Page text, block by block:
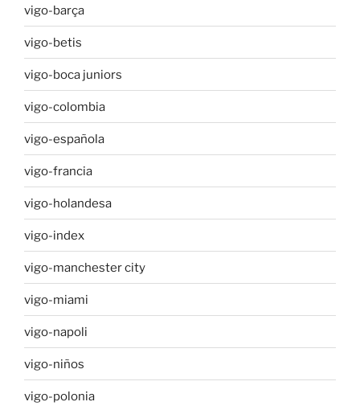
vigo-barça
vigo-betis
vigo-boca juniors
vigo-colombia
vigo-española
vigo-francia
vigo-holandesa
vigo-index
vigo-manchester city
vigo-miami
vigo-napoli
vigo-niños
vigo-polonia